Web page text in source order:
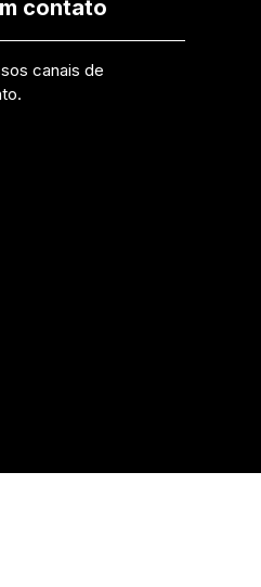
contato
canais de